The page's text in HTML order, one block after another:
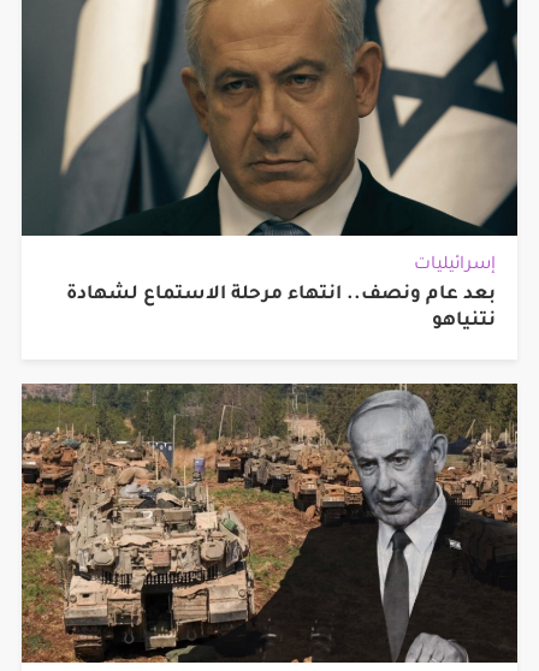
إسرائيليات
بعد عام ونصف.. انتهاء مرحلة الاستماع لشهادة
نتنياهو